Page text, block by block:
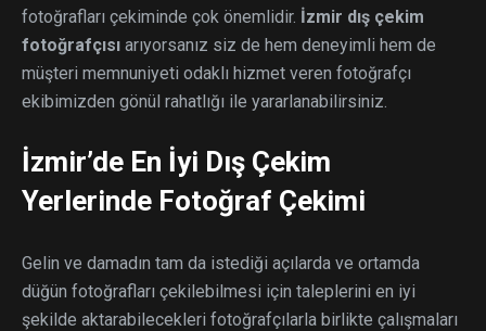
fotoğrafları çekiminde çok önemlidir. İzmir dış çekim
fotoğrafçısı arıyorsanız siz de hem deneyimli hem de
müşteri memnuniyeti odaklı hizmet veren fotoğrafçı
ekibimizden gönül rahatlığı ile yararlanabilirsiniz.
İzmir’de En İyi Dış Çekim
Yerlerinde Fotoğraf Çekimi
Gelin ve damadın tam da istediği açılarda ve ortamda
düğün fotoğrafları çekilebilmesi için taleplerini en iyi
şekilde aktarabilecekleri fotoğrafçılarla birlikte çalışmaları